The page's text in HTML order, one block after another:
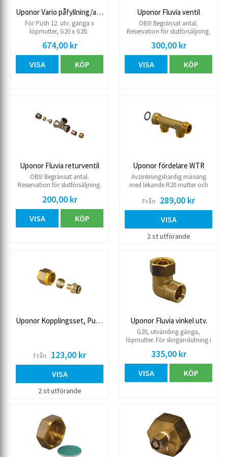
Uponor Vario påfyllning/avluftningsventil
För Push 12. utv. gänga x
löpmutter, G20 x G20.
674,00 kr
VISA KÖP
Uponor Fluvia ventil
OBS! Begränsat antal.
Reservation för slutförsäljning.
möjlighet att montera Uponor
Vario B Styrdon WGF. För
Uponor Comfort Pipe PLUS 20
x 2,0 mm. Anslutning G½
300,00 kr
VISA KÖP
Uponor Fluvia returventil
OBS! Begränsat antal.
Reservation för slutförsäljning.
golvvärmeslingor 12mm. inv.
gänga 15R
200,00 kr
VISA KÖP
Uponor fördelare WTR
Avzinkningshärdig mässing
med lekande R20 mutter och
R15 på avsticken. c/c 50 mm.
Kopplingsset köpes separat.
Från 289,00 kr
VISA
2 st utförande
Uponor Kopplingsset, Push 12
Från 123,00 kr
VISA
2 st utförande
Uponor Fluvia vinkel utv.
G20, utvänding gänga,
löpmutter. För slinganslutning i
335,00 kr
VISA KÖP